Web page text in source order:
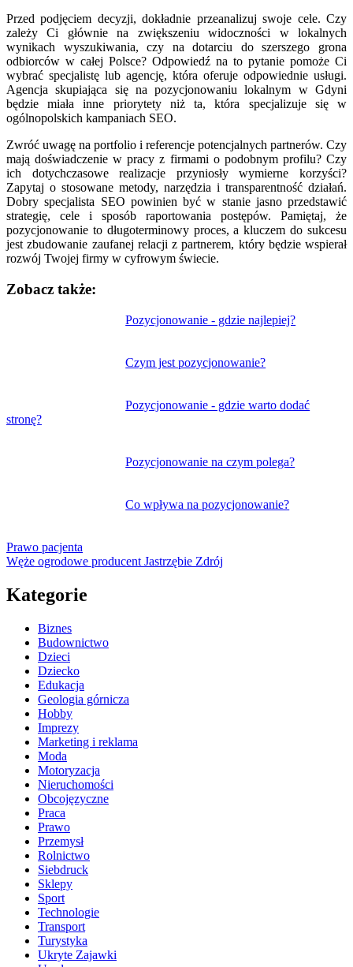
Przed podjęciem decyzji, dokładnie przeanalizuj swoje cele. Czy
zależy Ci głównie na zwiększeniu widoczności w lokalnych
wynikach wyszukiwania, czy na dotarciu do szerszego grona
odbiorców w całej Polsce? Odpowiedź na to pytanie pomoże Ci
wybrać specjalistę lub agencję, która oferuje odpowiednie usługi.
Agencja skupiająca się na pozycjonowaniu lokalnym w Gdyni
będzie miała inne priorytety niż ta, która specjalizuje się w
ogólnopolskich kampaniach SEO.
Zwróć uwagę na portfolio i referencje potencjalnych partnerów. Czy
mają doświadczenie w pracy z firmami o podobnym profilu? Czy
ich dotychczasowe realizacje przyniosły wymierne korzyści?
Zapytaj o stosowane metody, narzędzia i transparentność działań.
Dobry specjalista SEO powinien być w stanie jasno przedstawić
strategię, cele i sposób raportowania postępów. Pamiętaj, że
pozycjonowanie to długoterminowy proces, a kluczem do sukcesu
jest zbudowanie zaufanej relacji z partnerem, który będzie wspierał
rozwój Twojej firmy w cyfrowym świecie.
Zobacz także:
Pozycjonowanie - gdzie najlepiej?
Czym jest pozycjonowanie?
Pozycjonowanie - gdzie warto dodać
stronę?
Pozycjonowanie na czym polega?
Co wpływa na pozycjonowanie?
Prawo pacjenta
Węże ogrodowe producent Jastrzębie Zdrój
Kategorie
Biznes
Budownictwo
Dzieci
Dziecko
Edukacja
Geologia górnicza
Hobby
Imprezy
Marketing i reklama
Moda
Motoryzacja
Nieruchomości
Obcojęzyczne
Praca
Prawo
Przemysł
Rolnictwo
Siebdruck
Sklepy
Sport
Technologie
Transport
Turystyka
Ukryte Zajawki